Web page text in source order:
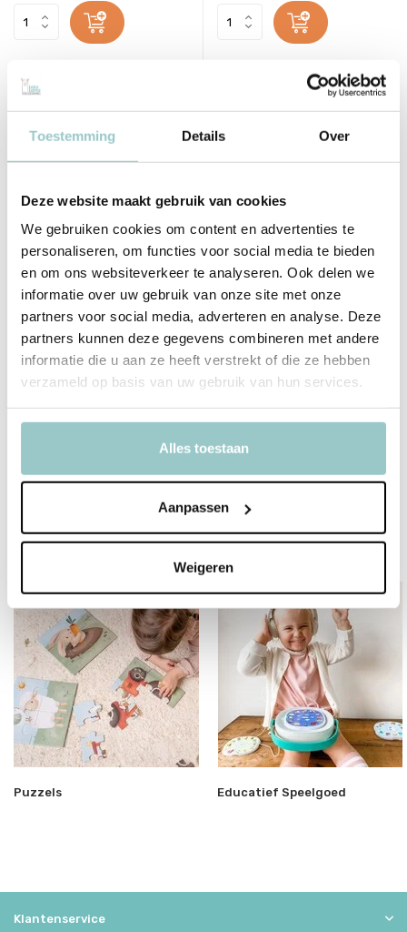
Toestemming Details Over
Deze website maakt gebruik van cookies
We gebruiken cookies om content en advertenties te
personaliseren, om functies voor social media te bieden
en om ons websiteverkeer te analyseren. Ook delen we
informatie over uw gebruik van onze site met onze
partners voor social media, adverteren en analyse. Deze
partners kunnen deze gegevens combineren met andere
informatie die u aan ze heeft verstrekt of die ze hebben
verzameld op basis van uw gebruik van hun services.
Alles toestaan
Aanpassen
Weigeren
Grennn
Deliverytime
Op voorraad
1-2 werkdagen
Incl. btw
Vulvorm Zon
Deliverytime
Op voorraad
1-2 werkdagen
17,50
Incl. btw
Overige categorieën in Speelgoed
Puzzels Educatief Speelgoed
Klantenservice